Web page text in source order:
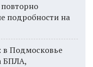
повторно
подробности на
в Подмосковье
БПЛА,